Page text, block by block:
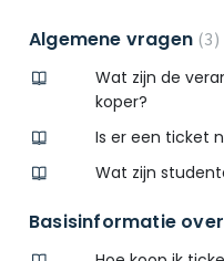
Algemene vragen 3
Wat zijn de
koper?
Is er een ticket
Wat zijn
Basisinformatie